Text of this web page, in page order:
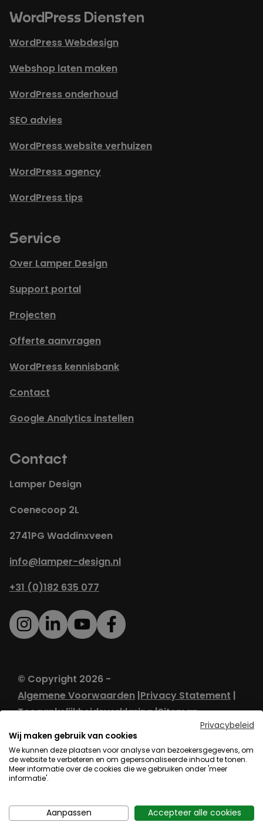
Privacybeleid
Wij maken gebruik van cookies
We kunnen deze plaatsen voor analyse van bezoekersgegevens, om
de website te verbeteren en om gepersonaliseerde inhoud te tonen.
Meer informatie over de cookies die we gebruiken onder 'meer
informatie'.
Aanpassen Accepteer alle cookies
WordPress Diensten
WordPress Webdesign
Webshop laten maken
WordPress onderhoud
SEO advies
WordPress website verhuizen
WordPress agency
WordPress tips
Service
Over Lamper Design
Support portal
Projecten
Offerte aanvragen
WordPress kennisbank
Contact
Google Analytics instellen
Contact
Lamper Design
Coenecoop 2L
2741PG Waddinxveen
info@lamper-design.nl
+31 (0)182 635 077
© Copyright 2026 -
Algemene Voorwaarden Privacy Statement
Toegankelijkheidsverklaring Sitemap